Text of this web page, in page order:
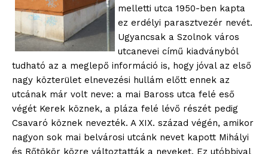
melletti utca 1950-ben kapta
ez erdélyi parasztvezér nevét.
Ugyancsak a Szolnok város
utcanevei című kiadványból
tudható az a meglepő információ is, hogy jóval az első
nagy közterület elnevezési hullám előtt ennek az
utcának már volt neve: a mai Baross utca felé eső
végét Kerek köznek, a pláza felé lévő részét pedig
Csavaró köznek nevezték. A XIX. század végén, amikor
nagyon sok mai belvárosi utcánk nevet kapott Mihályi
és Rőtökör közre változtatták a neveket. Ez utóbbival